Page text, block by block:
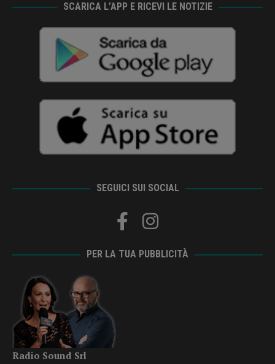
SCARICA L’APP E RICEVI LE NOTIZIE
SEGUICI SUI SOCIAL
PER LA TUA PUBBLICITÀ
Radio Sound Srl